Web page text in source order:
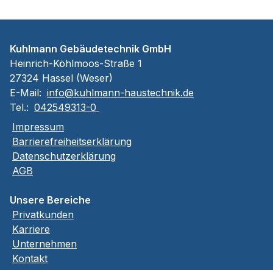
Kuhlmann Gebäudetechnik GmbH
Heinrich-Köhlmoos-Straße 1
27324 Hassel (Weser)
E-Mail: info@kuhlmann-haustechnik.de
Tel.: 042549313-0
Impressum
Barrierefreiheitserklärung
Datenschutzerklärung
AGB
Unsere Bereiche
Privatkunden
Karriere
Unternehmen
Kontakt